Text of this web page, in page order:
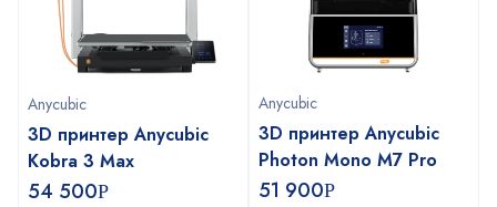
Anycubic
3D принтер Anycubic
Kobra 3 Max
54 500Р
Anycubic
3D принтер Anycubic
Photon Mono M7 Pro
51 900Р